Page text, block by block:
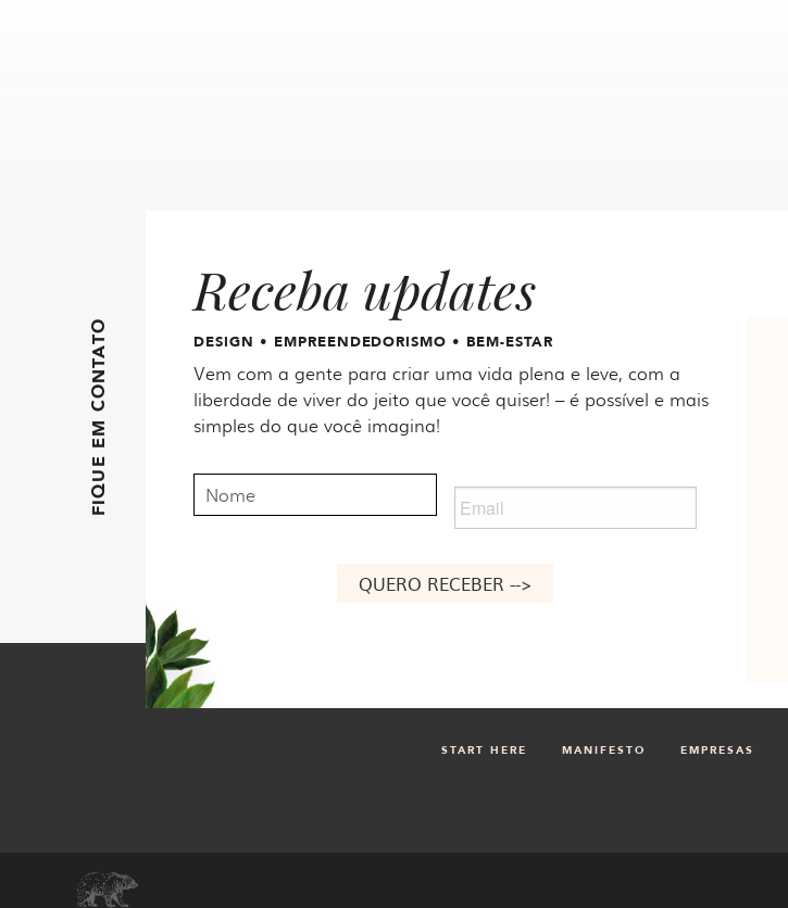
FIQUE EM CONTATO
Receba updates
DESIGN • EMPREENDEDORISMO • BEM-ESTAR
Vem com a gente para criar uma vida plena e leve, com a
liberdade de viver do jeito que você quiser! – é possível e mais
simples do que você imagina!
Nome Email
START HERE MANIFESTO EMPRESAS